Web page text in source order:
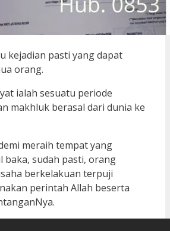
kejadian pasti yang dapat
orang.
ialah sesuatu periode
makhluk berasal dari dunia ke
meraih tempat yang
baka, sudah pasti, orang
berkelakuan terpuji
perintah Allah beserta